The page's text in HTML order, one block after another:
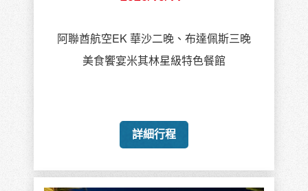
阿聯酋航空EK 華沙二晚、布達佩斯三晚
美食饗宴米其林星級特色餐館
詳細行程